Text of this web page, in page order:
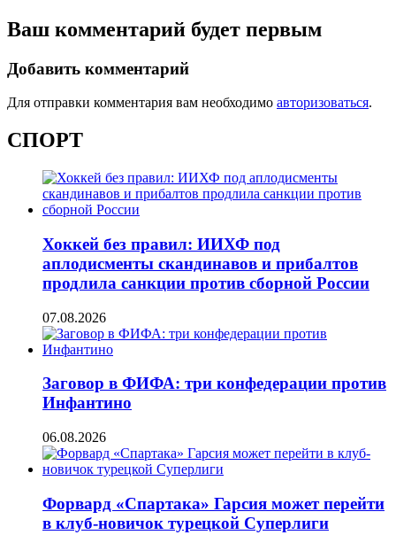
Ваш комментарий будет первым
Добавить комментарий
Для отправки комментария вам необходимо авторизоваться.
СПОРТ
Хоккей без правил: ИИХФ под
аплодисменты скандинавов и прибалтов
продлила санкции против сборной России
07.08.2026
Заговор в ФИФА: три конфедерации против
Инфантино
06.08.2026
Форвард «Спартака» Гарсия может перейти
в клуб-новичок турецкой Суперлиги